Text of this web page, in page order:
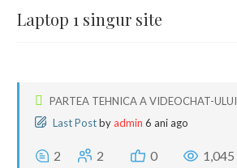
Laptop 1 singur site
PARTEA TEHNICA A VIDEOCHAT-ULUI
Last Post by admin 6 ani ago
2 2 0 1,045